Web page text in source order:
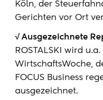
Köln, der
Gerichten vor Ort
√ Ausgezeichnete
ROSTALSKI wird
WirtschaftsWoche,
FOCUS Business
ausgezeichnet.